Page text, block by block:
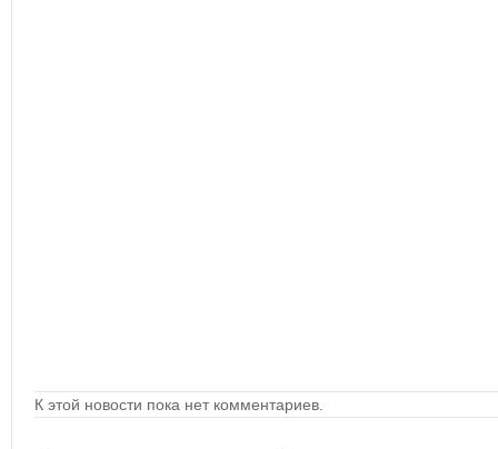
К этой новости пока нет комментариев.